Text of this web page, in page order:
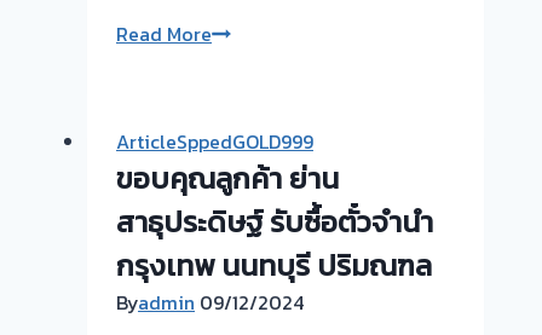
ปากเกร็ด
Read Moreรับ
ทอง
💰
รับ
ไถ่ถอน
ถึง
โรง
ArticleSppedGOLD999
ขอบคุณลูกค้า ย่าน
สาธุประดิษฐ์ รับซื้อตั๋วจำนำ
กรุงเทพ นนทบุรี ปริมณฑล
Byadmin 09/12/2024